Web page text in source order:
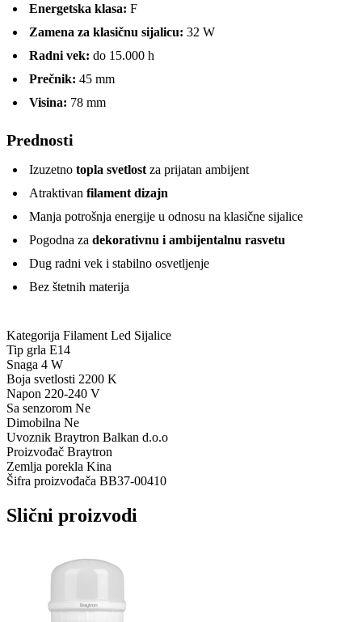
Energetska klasa: F
Zamena za klasičnu sijalicu: 32 W
Radni vek: do 15.000 h
Prečnik: 45 mm
Visina: 78 mm
Prednosti
Izuzetno topla svetlost za prijatan ambijent
Atraktivan filament dizajn
Manja potrošnja energije u odnosu na klasične sijalice
Pogodna za dekorativnu i ambijentalnu rasvetu
Dug radni vek i stabilno osvetljenje
Bez štetnih materija
Kategorija Filament Led Sijalice
Tip grla E14
Snaga 4 W
Boja svetlosti 2200 K
Napon 220-240 V
Sa senzorom Ne
Dimobilna Ne
Uvoznik Braytron Balkan d.o.o
Proizvođač Braytron
Zemlja porekla Kina
Šifra proizvođača BB37-00410
Slični proizvodi